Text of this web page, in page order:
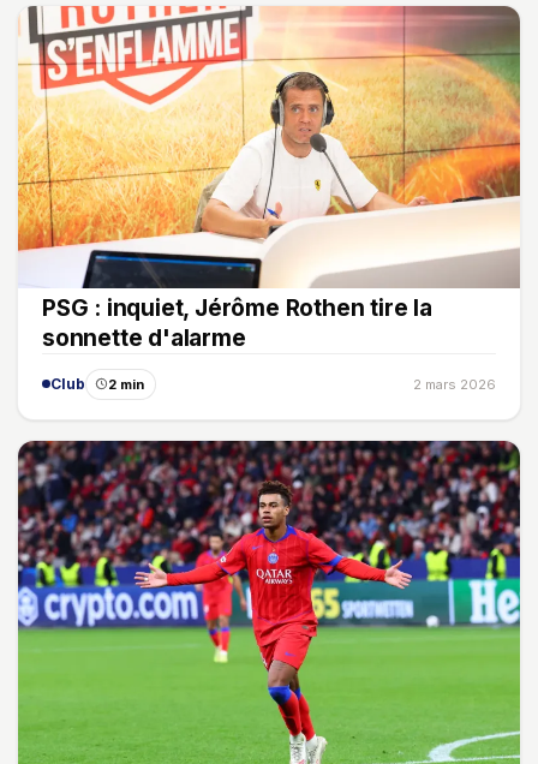
PSG : inquiet, Jérôme Rothen tire la
sonnette d'alarme
Club 2 min 2 mars 2026